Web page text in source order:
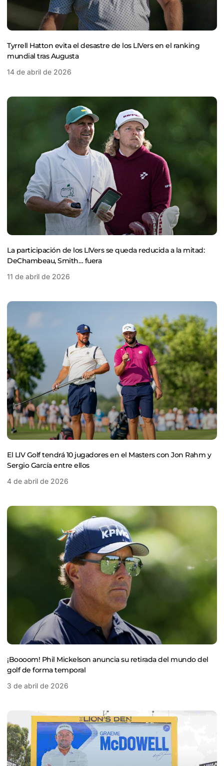
Tyrrell Hatton evita el desastre de los LIVers en el ranking
mundial tras Augusta
14 de abril de 2026
La participación de los LIVers se queda reducida a la mitad:
DeChambeau, Smith… fuera
11 de abril de 2026
El LIV Golf tendrá 10 jugadores en el Masters con Jon Rahm y
Sergio García entre ellos
4 de abril de 2026
¡Boooom! Phil Mickelson anuncia su retirada del mundo del
golf de forma temporal
3 de abril de 2026